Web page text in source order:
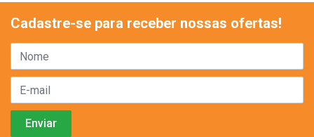
Cadastre-se para receber nossas ofertas!